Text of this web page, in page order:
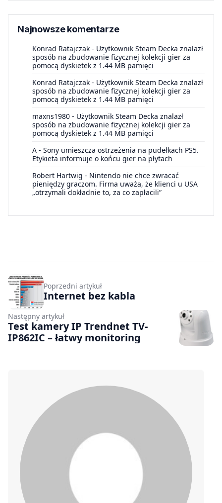
Najnowsze komentarze
Konrad Ratajczak - Użytkownik Steam Decka znalazł
sposób na zbudowanie fizycznej kolekcji gier za
pomocą dyskietek z 1.44 MB pamięci
Konrad Ratajczak - Użytkownik Steam Decka znalazł
sposób na zbudowanie fizycznej kolekcji gier za
pomocą dyskietek z 1.44 MB pamięci
maxns1980 - Użytkownik Steam Decka znalazł
sposób na zbudowanie fizycznej kolekcji gier za
pomocą dyskietek z 1.44 MB pamięci
A - Sony umieszcza ostrzeżenia na pudełkach PS5.
Etykieta informuje o końcu gier na płytach
Robert Hartwig - Nintendo nie chce zwracać
pieniędzy graczom. Firma uważa, że klienci u USA
„otrzymali dokładnie to, za co zapłacili”
Poprzedni artykuł
Internet bez kabla
Następny artykuł
Test kamery IP Trendnet TV-
IP862IC – łatwy monitoring